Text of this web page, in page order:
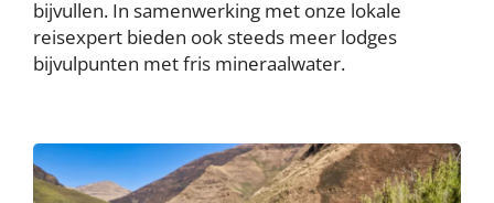
bijvullen. In samenwerking met onze lokale
reisexpert bieden ook steeds meer lodges
bijvulpunten met fris mineraalwater.